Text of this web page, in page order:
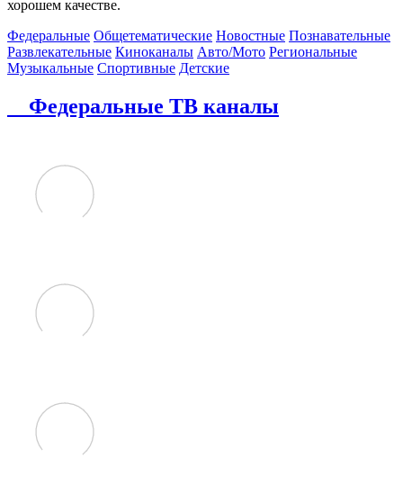
хорошем качестве.
Федеральные Общетематические Новостные Познавательные
Развлекательные Киноканалы Авто/Мото Региональные
Музыкальные Спортивные Детские
Федеральные ТВ каналы